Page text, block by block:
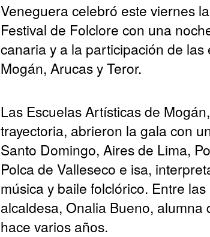
Veneguera celebró este viernes
Festival de Folclore con una
canaria y a la participación de
Mogán, Arucas y Teror.
Las Escuelas Artísticas de
trayectoria, abrieron la gala con
Santo Domingo, Aires de Lima,
Polca de Valleseco e isa,
música y baile folclórico. Entre
alcaldesa, Onalia Bueno,
hace varios años.